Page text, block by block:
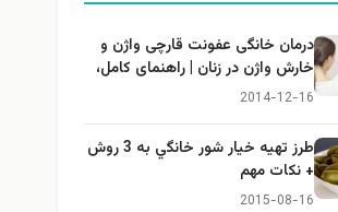
درمان خانگی عفونت قارچی واژن و
خارش واژن در زنان | راهنمای کامل،
ایمن و کاربردی
2014-12-16
طرز تهيه خیار شور خانگي به 3 روش
+ نكات مهم
2015-08-16